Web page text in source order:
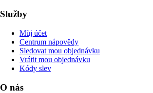
Služby
Můj účet
Centrum nápovědy
Sledovat mou objednávku
Vrátit mou objednávku
Kódy slev
O nás